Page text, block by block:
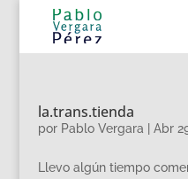
la.trans.tienda
por Pablo Vergara Abr
Llevo algún tiempo